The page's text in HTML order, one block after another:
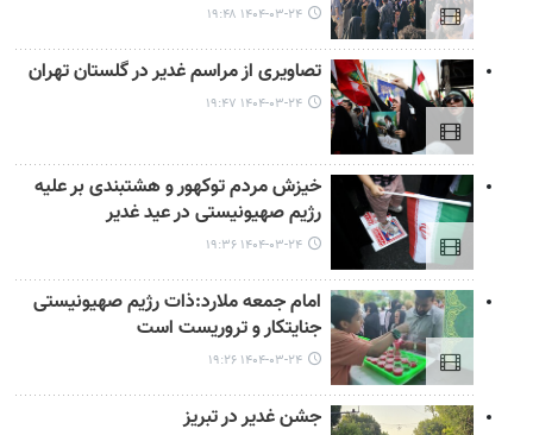
۱۴۰۴-۰۳-۲۴ ۱۹:۴۸
تصاویری از مراسم غدیر در گلستان تهران
۱۴۰۴-۰۳-۲۴ ۱۹:۴۷
خیزش مردم توکهور و هشتبندی بر علیه
رژیم صهیونیستی در عید غدیر
۱۴۰۴-۰۳-۲۴ ۱۹:۳۶
امام جمعه ملارد:ذات رژیم صهیونیستی
جنایتکار و تروریست است
۱۴۰۴-۰۳-۲۴ ۱۹:۲۶
جشن غدیر در تبریز